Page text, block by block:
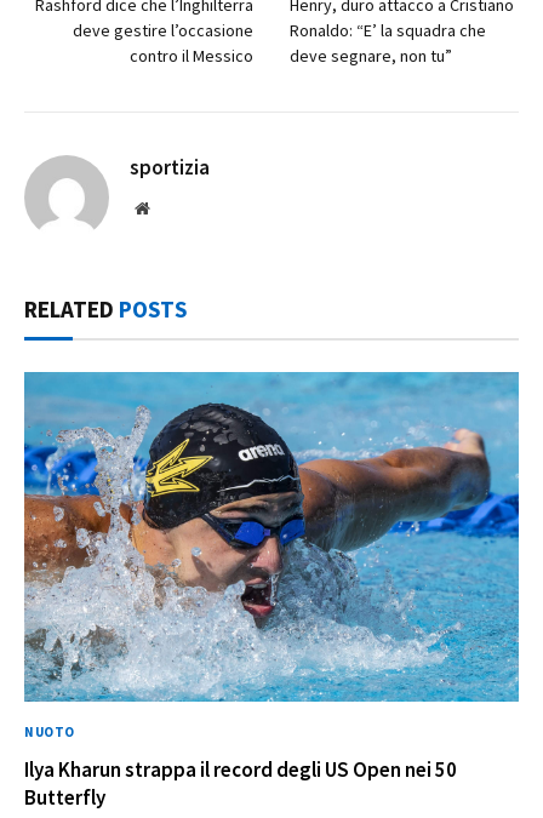
Rashford dice che l’Inghilterra
deve gestire l’occasione
contro il Messico
Henry, duro attacco a Cristiano
Ronaldo: “E’ la squadra che
deve segnare, non tu”
sportizia
Website
RELATED POSTS
NUOTO
Ilya Kharun strappa il record degli US Open nei 50
Butterfly